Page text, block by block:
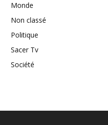
Monde
Non classé
Politique
Sacer Tv
Société